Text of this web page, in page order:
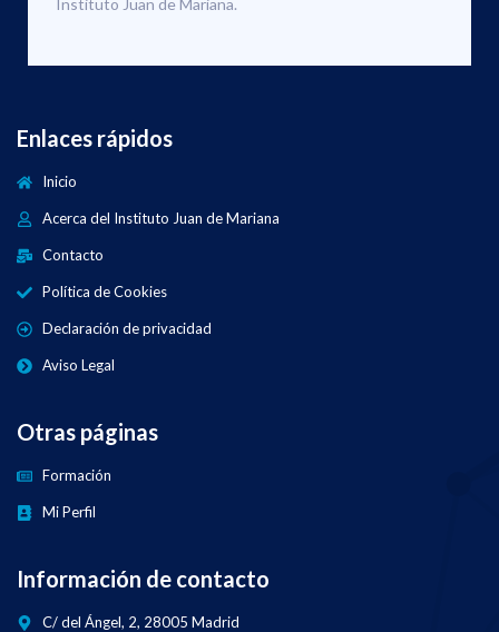
Instituto Juan de Mariana.
Enlaces rápidos
Inicio
Acerca del Instituto Juan de Mariana
Contacto
Política de Cookies
Declaración de privacidad
Aviso Legal
Otras páginas
Formación
Mi Perfil
Información de contacto
C/ del Ángel, 2, 28005 Madrid